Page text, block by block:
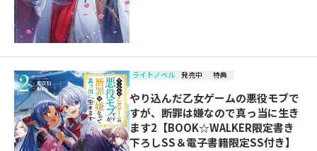
ライトノベル 発売中 特典
やり込んだ乙女ゲームの悪役モブで
すが、断罪は嫌なので真っ当に生き
ます2【BOOK☆WALKER限定書き
下ろしSS＆電子書籍限定SS付き】